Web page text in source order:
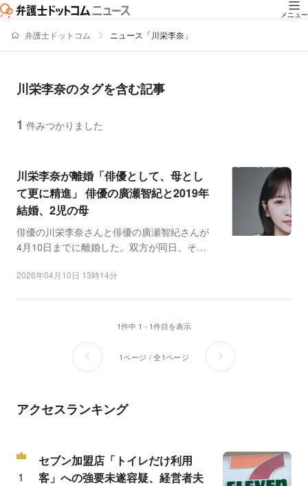
メニュー
弁護士ドットコム ニュース「川栄李奈」
川栄李奈のタグを含む記事
1 件みつかりました
川栄李奈が離婚「俳優として、母とし
て更に精進」 俳優の廣瀬智紀と2019年
結婚、2児の母
俳優の川栄李奈さんと俳優の廣瀬智紀さんが
4月10日までに離婚した。双方が同日、それ
2026年04月10日 13時14分
1件中 1 - 1件目を表示
1ページ / 全1ページ
アクセスランキング
セブン加盟店「トイレだけ利用
客」への強要未遂容疑、経営者夫